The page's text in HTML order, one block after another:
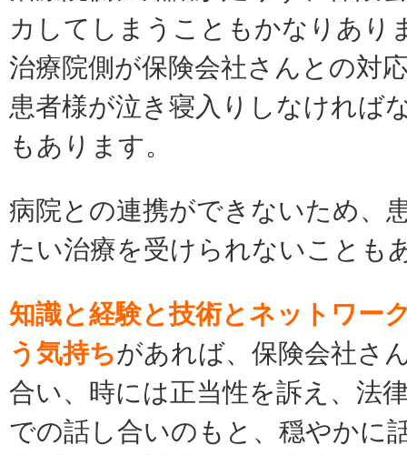
カしてしまうこともかなりあり
治療院側が保険会社さんとの対
患者様が泣き寝入りしなければ
もあります。
病院との連携ができないため、
たい治療を受けられないことも
知識と経験と技術とネットワー
う気持ちがあれば、 保険会社さ
合い、時には正当性を訴え、 法
での話し合いのもと、 穏やかに